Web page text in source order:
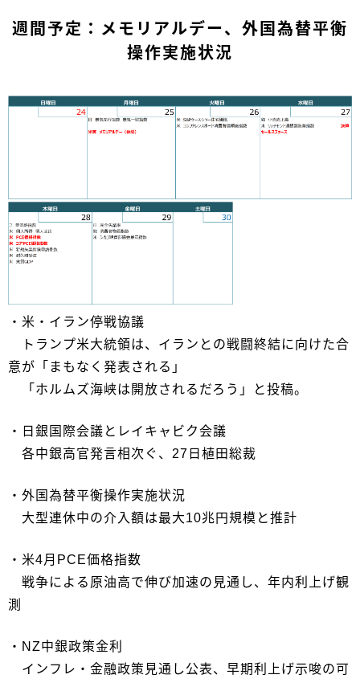
週間予定：メモリアルデー、外国為替平衡
操作実施状況
・米・イラン停戦協議
トランプ米大統領は、イランとの戦闘終結に向けた合
意が「まもなく発表される」
「ホルムズ海峡は開放されるだろう」と投稿。
・日銀国際会議とレイキャビク会議
各中銀高官発言相次ぐ、27日植田総裁
・外国為替平衡操作実施状況
大型連休中の介入額は最大10兆円規模と推計
・米4月PCE価格指数
戦争による原油高で伸び加速の見通し、年内利上げ観
測
・NZ中銀政策金利
インフレ・金融政策見通し公表、早期利上げ示唆の可